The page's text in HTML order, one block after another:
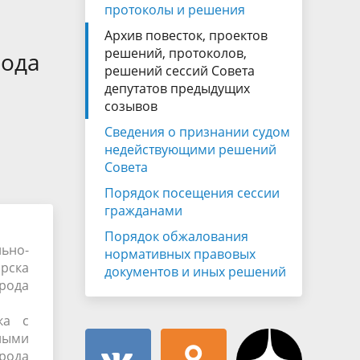
Муниципальная служба
Объявления
имущественного характера
Информационные материалы
с
протоколы и решения
Архив повесток, проектов
решений, протоколов,
решений сессий Совета
депутатов предыдущих
созывов
Сведения о признании судом
недействующими решений
Совета
Порядок посещения сессии
гражданами
Порядок обжалования
нормативных правовых
документов и иных решений